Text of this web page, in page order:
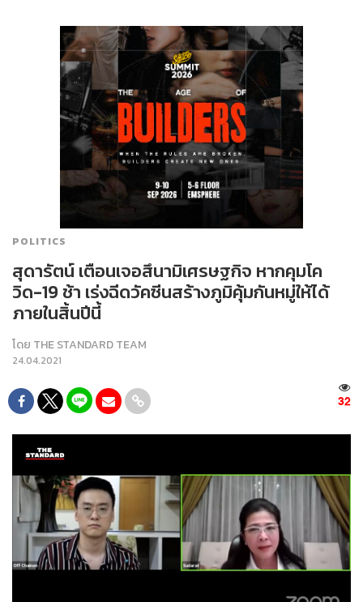
POLITICS
สุดารัตน์ เตือนเจอสึนามิเศรษฐกิจ หากคุมโค
วิด-19 ช้า เร่งฉีดวัคซีนสร้างภูมิคุ้มกันหมู่ให้ได้
ภายในสิ้นปีนี้
โดย THE STANDARD TEAM
24.04.2021
32